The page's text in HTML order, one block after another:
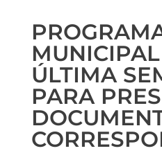
ÚLTIMA
PARA